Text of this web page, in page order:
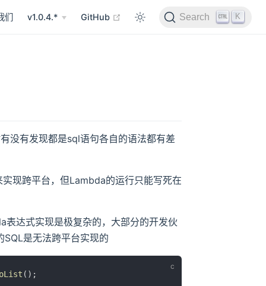
们 v1.0.4.* GitHub 在新窗口打开 Search K
没有发现都是sql语句各自的语法都有差
现跨平台，但Lambda的运行只能写死在
达式实现是极复杂的，大部分的开发伙
是无法跨平台实现的
();